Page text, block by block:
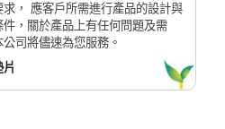
， 應客戶所需進行產品的設計與
，關於產品上有任何問題及需
司將儘速為您服務。
片